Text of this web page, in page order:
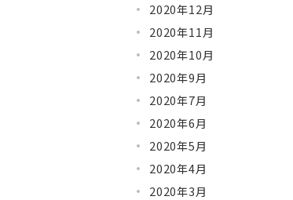
2020年12月
2020年11月
2020年10月
2020年9月
2020年7月
2020年6月
2020年5月
2020年4月
2020年3月